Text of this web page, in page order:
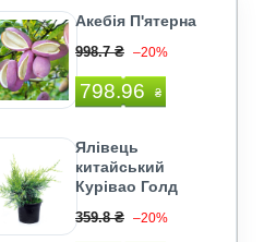
Акебія П'ятерна
998.7 ₴ –20%
798.96 ₴
Ялівець
китайський
Курівао Голд
359.8 ₴ –20%